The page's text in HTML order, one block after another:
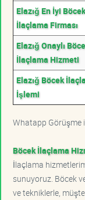
Elazığ En İyi Böcek
İlaçlama Firması
Elazığ Onaylı
İlaçlama Hizmeti
Elazığ Böcek
İşlemi
Whatapp Görüşme
Böcek İlaçlama
İlaçlama
sunuyoruz. Böcek
ve tekniklerle,